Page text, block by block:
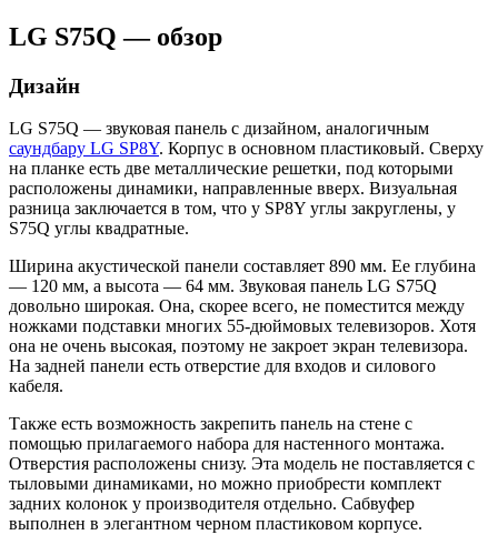
LG S75Q — обзор
Дизайн
LG S75Q — звуковая панель с дизайном, аналогичным
саундбару LG SP8Y. Корпус в основном пластиковый. Сверху
на планке есть две металлические решетки, под которыми
расположены динамики, направленные вверх. Визуальная
разница заключается в том, что у SP8Y углы закруглены, у
S75Q углы квадратные.
Ширина акустической панели составляет 890 мм. Ее глубина
— 120 мм, а высота — 64 мм. Звуковая панель LG S75Q
довольно широкая. Она, скорее всего, не поместится между
ножками подставки многих 55-дюймовых телевизоров. Хотя
она не очень высокая, поэтому не закроет экран телевизора.
На задней панели есть отверстие для входов и силового
кабеля.
Также есть возможность закрепить панель на стене с
помощью прилагаемого набора для настенного монтажа.
Отверстия расположены снизу. Эта модель не поставляется с
тыловыми динамиками, но можно приобрести комплект
задних колонок у производителя отдельно. Сабвуфер
выполнен в элегантном черном пластиковом корпусе.